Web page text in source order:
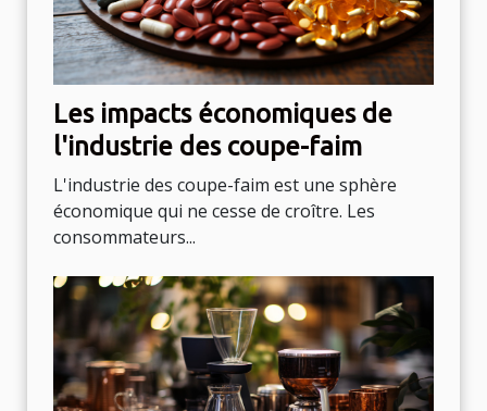
Les impacts économiques de
l'industrie des coupe-faim
L'industrie des coupe-faim est une sphère
économique qui ne cesse de croître. Les
consommateurs...